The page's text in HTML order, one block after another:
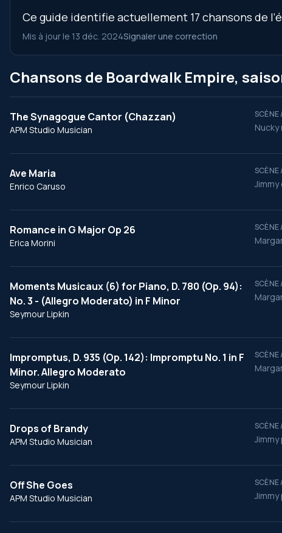
Ce guide identifie actuellement 17 chansons de
Mis à jour le 13 déc. 2024Signaler une correction
Chansons de Boardwalk Empire,
The Synagogue Cantor (Chazzan)
APM Studio Musician
Ave Maria
Enrico Caruso
Romance in G Major Op 26
Erica Morini
Moments Musicaux (6) for Piano, D. 780 (Op. 94):
No. 3 - (Allegro Moderato) in F Minor
Seymour Lipkin
Impromptus, D. 935 (Op. 142): Impromptu No. 1 in F
Minor. Allegro Moderato
Seymour Lipkin
Drops of Brandy
APM Studio Musician
Off She Goes
APM Studio Musician